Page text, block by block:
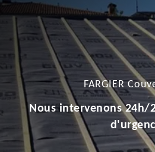
FARGIER
Nous intervenons 24h/